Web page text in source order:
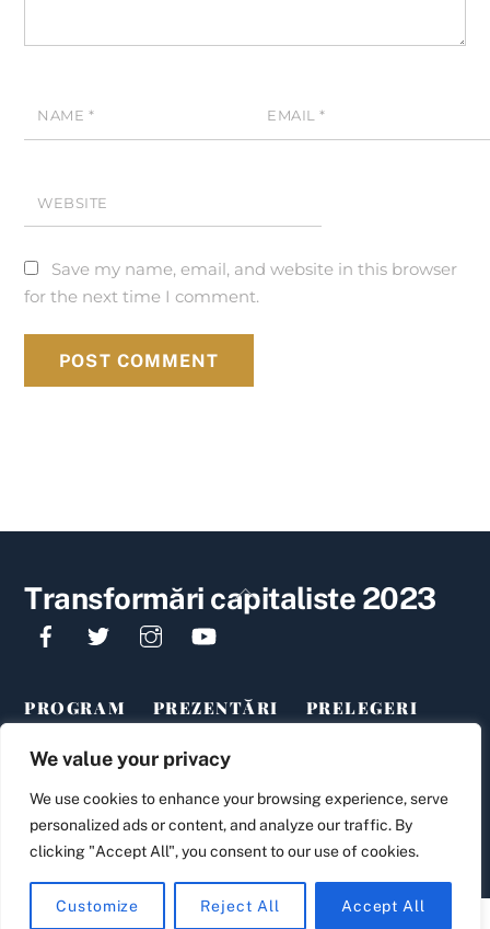
We value your privacy
We use cookies to enhance your browsing experience, serve
personalized ads or content, and analyze our traffic. By
clicking "Accept All", you consent to our use of cookies.
Customize Reject All Accept All
NAME * EMAIL*
WEBSITE
Save my name, email, and website in this browser
for the next time I comment.
Back
To
Transformări capitaliste 2023
PROGRAM PREZENTĂRI
PRELEGERI
Transformări capitaliste în România: dezvoltare inegală și decalaje
sociale (2023)